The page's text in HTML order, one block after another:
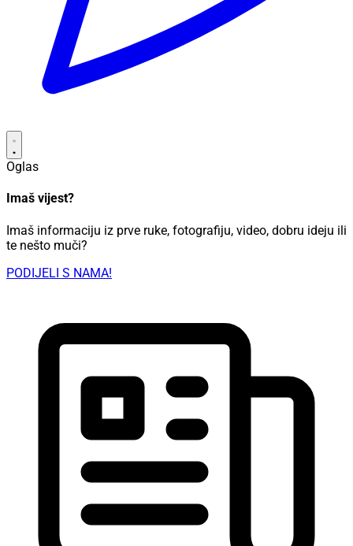
Oglas
Imaš vijest?
Imaš informaciju iz prve ruke, fotografiju, video, dobru ideju ili
te nešto muči?
PODIJELI S NAMA!